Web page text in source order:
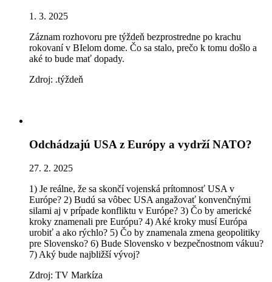
1. 3. 2025
Záznam rozhovoru pre týždeň bezprostredne po krachu
rokovaní v BIelom dome. Čo sa stalo, prečo k tomu došlo a
aké to bude mať dopady.
Zdroj: .týždeň
Odchádzajú USA z Európy a vydrží NATO?
27. 2. 2025
1) Je reálne, že sa skončí vojenská prítomnosť USA v
Európe? 2) Budú sa vôbec USA angažovať konvenčnými
silami aj v prípade konfliktu v Európe? 3) Čo by americké
kroky znamenali pre Európu? 4) Aké kroky musí Európa
urobiť a ako rýchlo? 5) Čo by znamenala zmena geopolitiky
pre Slovensko? 6) Bude Slovensko v bezpečnostnom vákuu?
7) Aký bude najbližší vývoj?
Zdroj: TV Markíza